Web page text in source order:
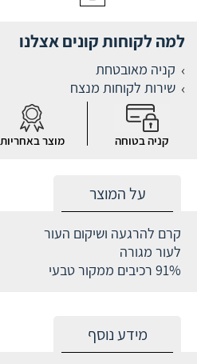
למה לקוחות קונים אצלנו
קניה מאובטחת
שירות לקוחות מנצח
קניה בטוחה מוצר באחריות
על המוצר
קרם להרגעה ושיקום העור
לעור מגורה
91% רכיבים ממקור טבעי
מידע נוסף